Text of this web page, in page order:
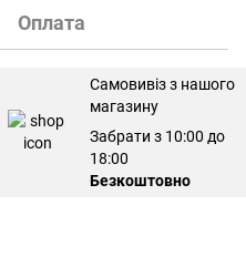
Оплата
Самовивіз з нашого
магазину
Забрати з 10:00 до
18:00
Безкоштовно